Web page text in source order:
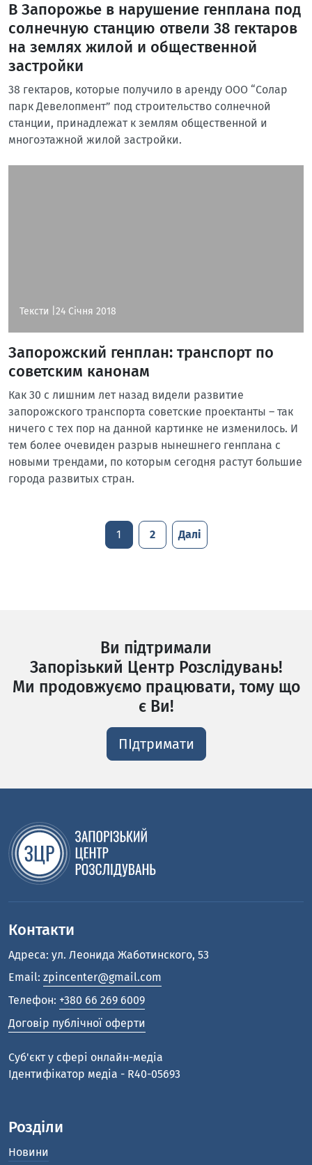
В Запорожье в нарушение генплана под
солнечную станцию отвели 38 гектаров
на землях жилой и общественной
застройки
38 гектаров, которые получило в аренду ООО “Солар
парк Девелопмент” под строительство солнечной
станции, принадлежат к землям общественной и
многоэтажной жилой застройки.
Тексти | 24 Січня 2018
Запорожский генплан: транспорт по
советским канонам
Как 30 с лишним лет назад видели развитие
запорожского транспорта советские проектанты – так
ничего с тех пор на данной картинке не изменилось. И
тем более очевиден разрыв нынешнего генплана с
новыми трендами, по которым сегодня растут большие
города развитых стран.
1 2 Далі
Ви підтримали
Запорізький Центр Розслідувань!
Ми продовжуємо працювати, тому що
є Ви!
ПІдтримати
Контакти
Адреса: ул. Леонида Жаботинского, 53
Email: zpincenter@gmail.com
Телефон: +380 66 269 6009
Договір публічної оферти
Cуб'єкт у сфері онлайн-медіа
Ідентифікатор медіа - R40-05693
Розділи
Новини